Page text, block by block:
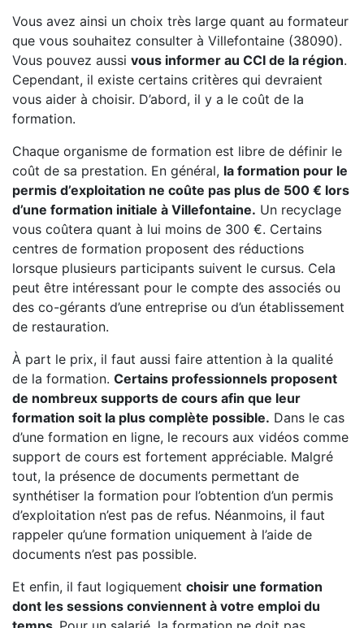
Vous avez ainsi un choix très large quant au formateur
que vous souhaitez consulter à Villefontaine (38090).
Vous pouvez aussi vous informer au CCI de la région.
Cependant, il existe certains critères qui devraient
vous aider à choisir. D’abord, il y a le coût de la
formation.
Chaque organisme de formation est libre de définir le
coût de sa prestation. En général, la formation pour le
permis d’exploitation ne coûte pas plus de 500 € lors
d’une formation initiale à Villefontaine. Un recyclage
vous coûtera quant à lui moins de 300 €. Certains
centres de formation proposent des réductions
lorsque plusieurs participants suivent le cursus. Cela
peut être intéressant pour le compte des associés ou
des co-gérants d’une entreprise ou d’un établissement
de restauration.
À part le prix, il faut aussi faire attention à la qualité
de la formation. Certains professionnels proposent
de nombreux supports de cours afin que leur
formation soit la plus complète possible. Dans le cas
d’une formation en ligne, le recours aux vidéos comme
support de cours est fortement appréciable. Malgré
tout, la présence de documents permettant de
synthétiser la formation pour l’obtention d’un permis
d’exploitation n’est pas de refus. Néanmoins, il faut
rappeler qu’une formation uniquement à l’aide de
documents n’est pas possible.
Et enfin, il faut logiquement choisir une formation
dont les sessions conviennent à votre emploi du